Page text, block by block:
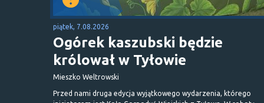
piątek, 7.08.2026
Ogórek kaszubski będzie
królował w Tyłowie
Mieszko Weltrowski
Przed nami druga edycja wyjątkowego wydarzenia, którego